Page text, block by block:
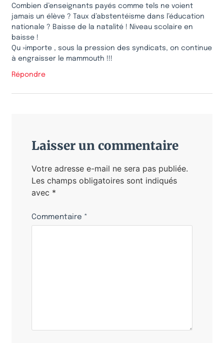
Combien d’enseignants payés comme tels ne voient
jamais un élève ? Taux d’abstentéisme dans l’éducation
nationale ? Baisse de la natalité ! Niveau scolaire en
baisse !
Qu »importe , sous la pression des syndicats, on continue
à engraisser le mammouth !!!
Répondre
Laisser un commentaire
Votre adresse e-mail ne sera pas publiée.
Les champs obligatoires sont indiqués
avec *
Commentaire *